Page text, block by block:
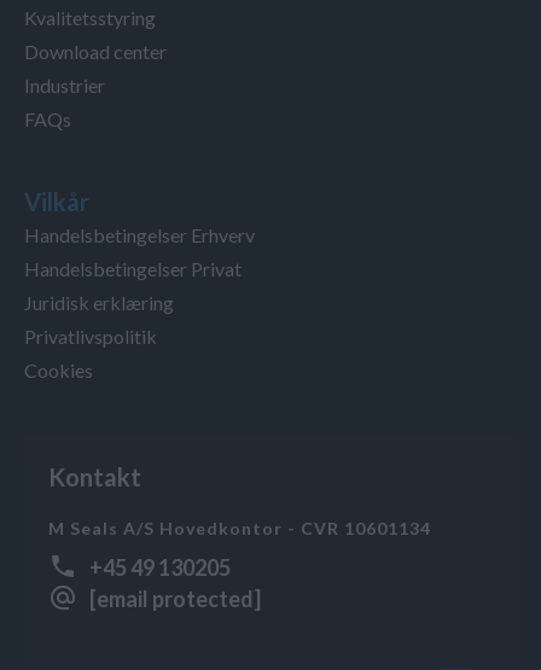
Kvalitetsstyring
Download center
Industrier
FAQs
Vilkår
Handelsbetingelser Erhverv
Handelsbetingelser Privat
Juridisk erklæring
Privatlivspolitik
Cookies
Kontakt
M Seals A/S Hovedkontor - CVR 10601134
+45 49 130205
[email protected]